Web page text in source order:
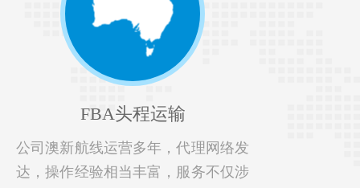
FBA头程运输
公司澳新航线运营多年，代理网络发
达，操作经验相当丰富，服务不仅涉